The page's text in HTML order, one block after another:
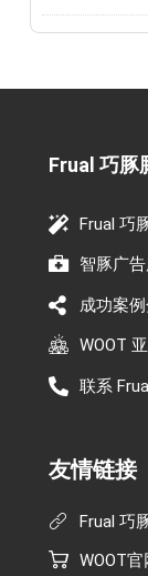
Frual 巧豚
Frual 巧
智豚广
成功案
WOOT
联系
友情链接
Frual 巧
WOOT官